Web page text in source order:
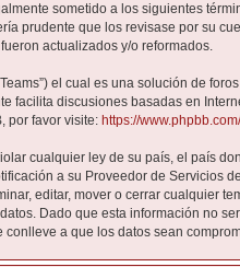
sometido a los siguientes
prudente que los revisase por su
actualizados y/o reformados.
el cual es una solución de
facilita discusiones basadas en
por favor visite: https://www.phpbb.com/
cualquier ley de su país, el país
a su Proveedor de Servicios
editar, mover o cerrar cualquier
Dado que esta información no
a que los datos sean